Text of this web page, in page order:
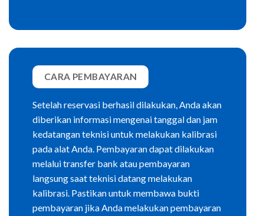
CARA PEMBAYARAN
Setelah reservasi berhasil dilakukan, Anda akan
diberikan informasi mengenai tanggal dan jam
kedatangan teknisi untuk melakukan kalibrasi
pada alat Anda. Pembayaran dapat dilakukan
melalui transfer bank atau pembayaran
langsung saat teknisi datang melakukan
kalibrasi. Pastikan untuk membawa bukti
pembayaran jika Anda melakukan pembayaran